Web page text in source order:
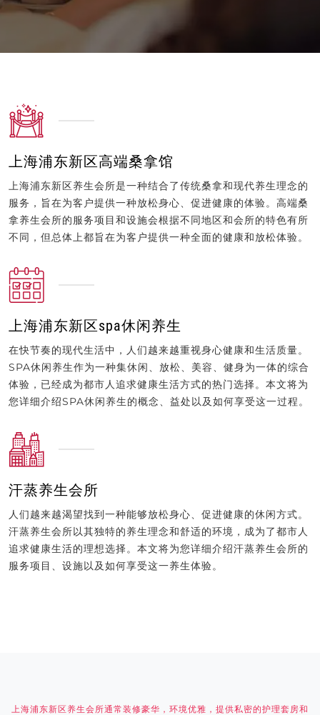
上海浦东新区高端桑拿馆
上海浦东新区养生会所是一种结合了传统桑拿和现代养生理念的
服务，旨在为客户提供一种放松身心、促进健康的体验。高端桑
拿养生会所的服务项目和设施会根据不同地区和会所的特色有所
不同，但总体上都旨在为客户提供一种全面的健康和放松体验。
上海浦东新区spa休闲养生
在快节奏的现代生活中，人们越来越重视身心健康和生活质量。
SPA休闲养生作为一种集休闲、放松、美容、健身为一体的综合
体验，已经成为都市人追求健康生活方式的热门选择。本文将为
您详细介绍SPA休闲养生的概念、益处以及如何享受这一过程。
汗蒸养生会所
人们越来越渴望找到一种能够放松身心、促进健康的休闲方式。
汗蒸养生会所以其独特的养生理念和舒适的环境，成为了都市人
追求健康生活的理想选择。本文将为您详细介绍汗蒸养生会所的
服务项目、设施以及如何享受这一养生体验。
上海浦东新区养生会所通常装修豪华，环境优雅，提供私密的护理套房和